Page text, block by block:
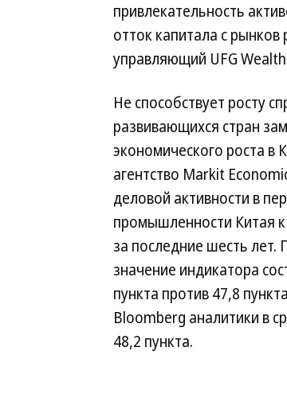
привлекательность
отток капитала с
управляющий UFG
Не способствует росту
развивающихся стран
экономического роста в
агентство Markit
деловой активности в
промышленности Китая
за последние шесть лет.
значение индикатора
пункта против 47,8
Bloomberg аналитики в
48,2 пункта.